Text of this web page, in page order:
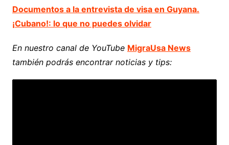
Documentos a la entrevista de visa en Guyana.
¡Cubano!: lo que no puedes olvidar
En nuestro canal de YouTube MigraUsa News
también podrás encontrar noticias y tips: